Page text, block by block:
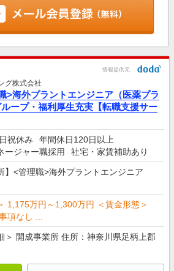
情報提供元
グ株式会社
>海外プラントエンジニア（医薬プラ
ープ・福利厚生充実【転職支援サー
祝休み
年間休日120日以上
ージャー職採用
社宅・家賃補助あり
】<管理職>海外プラントエンジニア
1,175万円～1,300万円 ＜賃金形態＞
項なし ...
＞ 開成事業所 住所：神奈川県足柄上郡